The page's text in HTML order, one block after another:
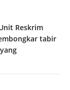
Reskrim
tabir